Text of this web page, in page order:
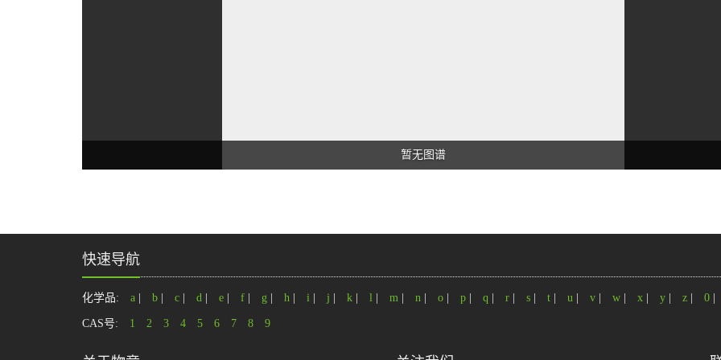
暂无图谱
快速导航
化学品: a b c d e f g h i j k l m n o p q r s t u v w x y z 0
CAS号: 1 2 3 4 5 6 7 8 9